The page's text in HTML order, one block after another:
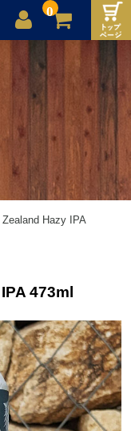
0
Zealand Hazy IPA
473ml